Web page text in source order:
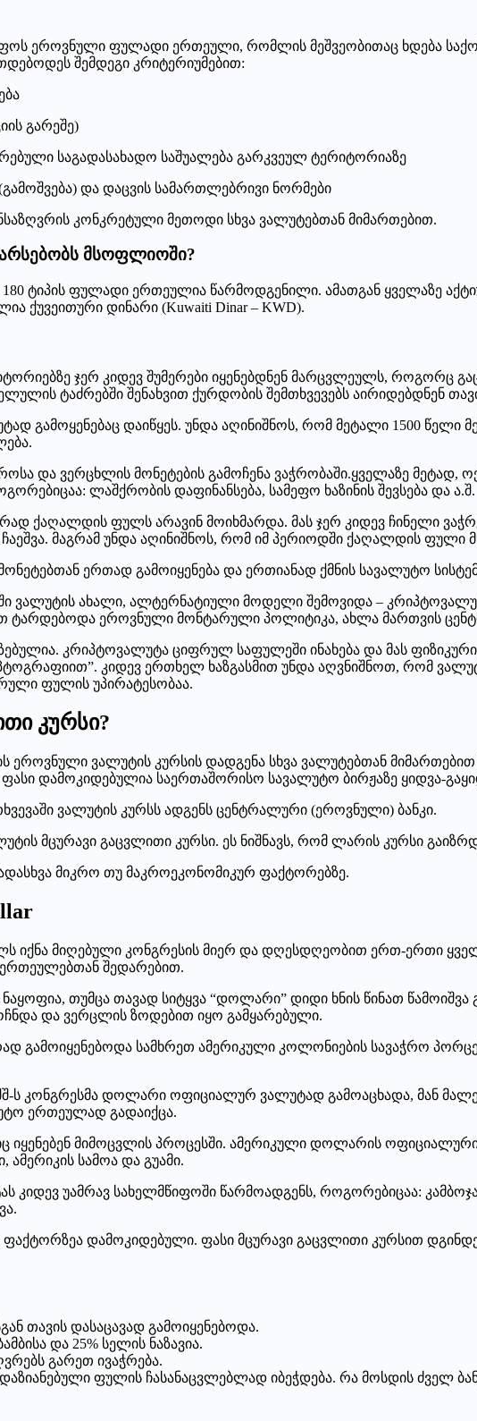
ეროვნული ფულადი ერთეული, რომლის მეშვეობითაც ხდება
შემდეგი კრიტერიუმებით:
გარეშე)
საგადასახადო საშუალება გარკვეულ ტერიტორიაზე
და დაცვის სამართლებრივი ნორმები
კონკრეტული მეთოდი სხვა ვალუტებთან მიმართებით.
მსოფლიოში?
ტიპის ფულადი ერთეულია წარმოდგენილი. ამათგან ყველაზე
ქუვეითური დინარი (Kuwaiti Dinar – KWD).
ჯერ კიდევ შუმერები იყენებდნენ მარცვლეულს, როგორც
ტაძრებში შენახვით ქურდობის შემთხვევებს აირიდებდნენ
გამოყენებაც დაიწყეს. უნდა აღინიშნოს, რომ მეტალი 1500
და ვერცხლის მონეტების გამოჩენა ვაჭრობაში.ყველაზე
ლაშქრობის დაფინანსება, სამეფო ხაზინის შევსება და ა.შ.
ქაღალდის ფულს არავინ მოიხმარდა. მას ჯერ კიდევ ჩინელი
ჩაეშვა. მაგრამ უნდა აღინიშნოს, რომ იმ პერიოდში ქაღალდის
ერთად გამოიყენება და ერთიანად ქმნის სავალუტო
ვალუტის ახალი, ალტერნატიული მოდელი შემოვიდა –
ტარდებოდა ეროვნული მონტარული პოლიტიკა, ახლა მართვის
კრიპტოვალუტა ციფრულ საფულეში ინახება და მას
კიდევ ერთხელ ხაზგასმით უნდა აღვნიშნოთ, რომ
ფულის უპირატესობაა.
კურსი?
ეროვნული ვალუტის კურსის დადგენა სხვა ვალუტებთან
დამოკიდებულია საერთაშორისო სავალუტო ბირჟაზე ყიდვა-
ვალუტის კურსს ადგენს ცენტრალური (ეროვნული) ბანკი.
მცურავი გაცვლითი კურსი. ეს ნიშნავს, რომ ლარის კურსი
მიკრო თუ მაკროეკონომიკურ ფაქტორებზე.
იქნა მიღებული კონგრესის მიერ და დღესდღეობით ერთ-ერთი
შედარებით.
თუმცა თავად სიტყვა “დოლარი” დიდი ხნის წინათ წამოიშვა
და ვერცლის ზოდებით იყო გამყარებული.
გამოიყენებოდა სამხრეთ ამერიკული კოლონიების სავაჭრო
ს კონგრესმა დოლარი ოფიციალურ ვალუტად გამოაცხადა, მან
ერთეულად გადაიქცა.
იყენებენ მიმოცვლის პროცესში. ამერიკული დოლარის
ამერიკის სამოა და გუამი.
უამრავ სახელმწიფოში წარმოადგენს, როგორებიცაა:
დამოკიდებული. ფასი მცურავი გაცვლითი კურსით
თავის დასაცავად გამოიყენებოდა.
და 25% სელის ნაზავია.
გარეთ ივაჭრება.
ფულის ჩასანაცვლებლად იბეჭდება. რა მოსდის ძველ